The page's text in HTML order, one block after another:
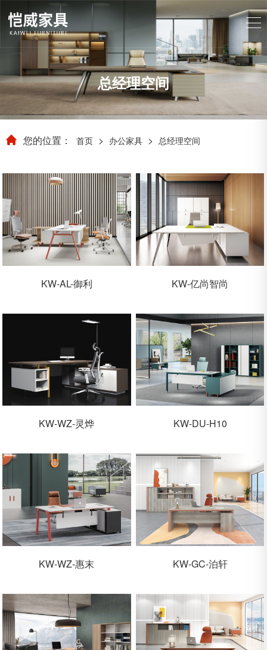
总经理空间
您的位置： 首页 > 办公家具 > 总经理空间
KW-AL-御利 KW-亿尚智尚
KW-WZ-灵烨 KW-DU-H10
KW-WZ-惠末 KW-GC-泊轩